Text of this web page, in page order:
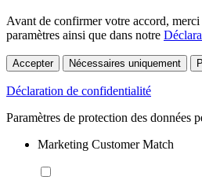
Avant de confirmer votre accord, merci
paramètres ainsi que dans notre
Accepter Nécessaires uniquement
Déclaration de confidentialité
Paramètres de protection des données
Marketing Customer Match